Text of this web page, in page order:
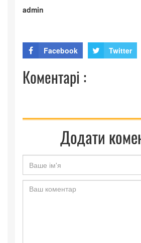
admin
Facebook Twitter
Коментарі :
Додати